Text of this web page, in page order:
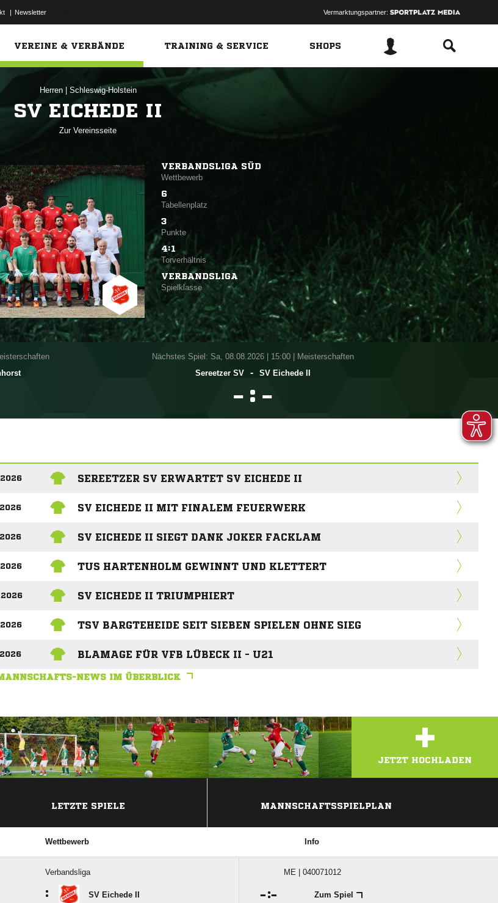
| Newsletter Vermarktungspartner:
VEREINE & VERBÄNDE TRAINING & SERVICE SHOPS
Herren Schleswig-Holstein
SV EICHEDE II
Zur Vereinsseite
VERBANDSLIGA SÜD
Wettbewerb
6
Tabellenplatz
3
Punkte
4:1
Torverhältnis
VERBANDSLIGA
Spielklasse
Nächstes Spiel: Sa, 08.08.2026| 15:00 | Meisterschaften
Sereetzer SV
- SV Eichede II
 : 
SEREETZER SV ERWARTET SV EICHEDE II
SV EICHEDE II MIT FINALEM FEUERWERK
SV EICHEDE II SIEGT DANK JOKER FACKLAM
TUS HARTENHOLM GEWINNT UND KLETTERT
SV EICHEDE II TRIUMPHIERT
TSV BARGTEHEIDE SEIT SIEBEN SPIELEN OHNE SIEG
BLAMAGE FÜR VFB LÜBECK II - U21
NEWS IM ÜBERBLICK
+
JETZT HOCHLADEN
LETZTE SPIELE MANNSCHAFTSSPIELPLAN
Wettbewerb Info
Verbandsliga ME | 040071012
: SV Eichede II : Zum Spiel